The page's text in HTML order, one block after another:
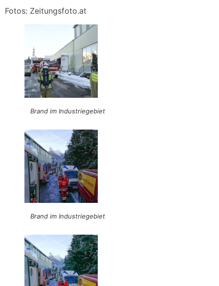
Fotos: Zeitungsfoto.at
Brand im Industriegebiet
Brand im Industriegebiet